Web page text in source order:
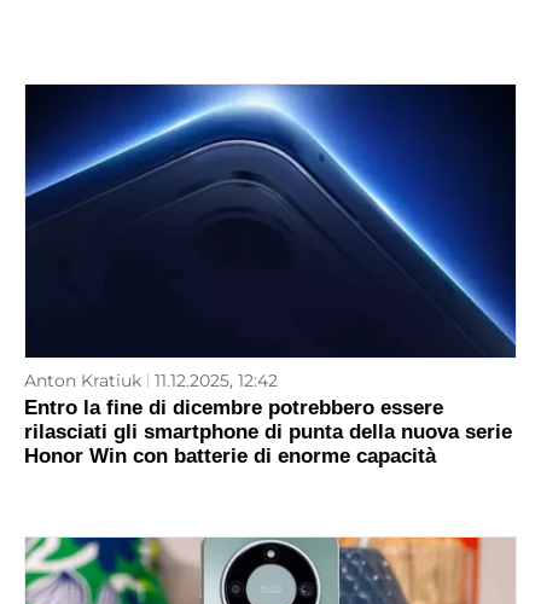
Anton Kratiuk 11.12.2025, 12:42
Entro la fine di dicembre potrebbero essere
rilasciati gli smartphone di punta della nuova serie
Honor Win con batterie di enorme capacità